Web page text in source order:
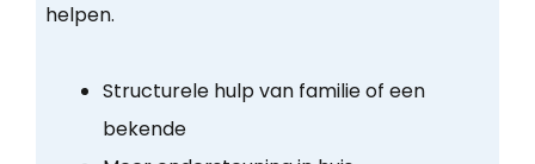
helpen.
Structurele hulp van familie of een
bekende